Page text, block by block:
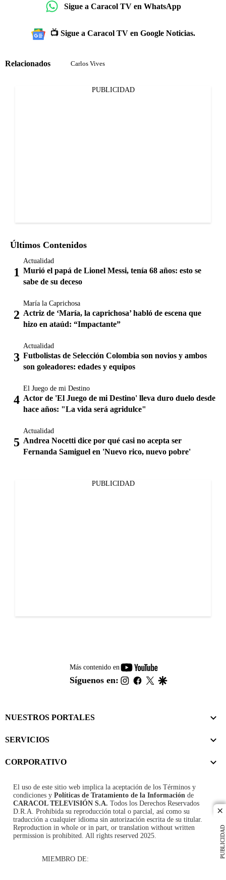
PUBLICIDAD
Sigue a Caracol TV en WhatsApp
📺 Sigue a Caracol TV en Google Noticias.
Relacionados Carlos Vives
PUBLICIDAD
Últimos Contenidos
Actualidad
Murió el papá de Lionel Messi, tenía 68 años: esto se
sabe de su deceso
María la Caprichosa
Actriz de ‘María, la caprichosa’ habló de escena que
hizo en ataúd: “Impactante”
Actualidad
Futbolistas de Selección Colombia son novios y ambos
son goleadores: edades y equipos
El Juego de mi Destino
Actor de 'El Juego de mi Destino' lleva duro duelo desde
hace años: "La vida será agridulce"
Actualidad
Andrea Nocetti dice por qué casi no acepta ser
Fernanda Samiguel en 'Nuevo rico, nuevo pobre'
PUBLICIDAD
Más contenido en
youtube-
footer
Síguenos en: instagram
facebook
twitter
NUESTROS PORTALES
SERVICIOS
CORPORATIVO
El uso de este sitio web implica la aceptación de los Términos y
condiciones y Políticas de Tratamiento de la Información de
CARACOL TELEVISIÓN S.A. Todos los Derechos Reservados
D.R.A. Prohibida su reproducción total o parcial, así como su
traducción a cualquier idioma sin autorización escrita de su titular.
Reproduction in whole or in part, or translation without written
permission is prohibited. All rights reserved 2025.
MIEMBRO DE: